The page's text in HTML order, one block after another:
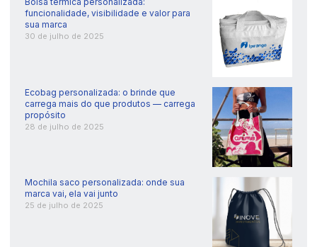
funcionalidade, visibilidade e valor para
sua marca
30 de julho de 2025
Ecobag personalizada: o brinde que
carrega mais do que produtos — carrega
propósito
28 de julho de 2025
Mochila saco personalizada: onde sua
marca vai, ela vai junto
25 de julho de 2025